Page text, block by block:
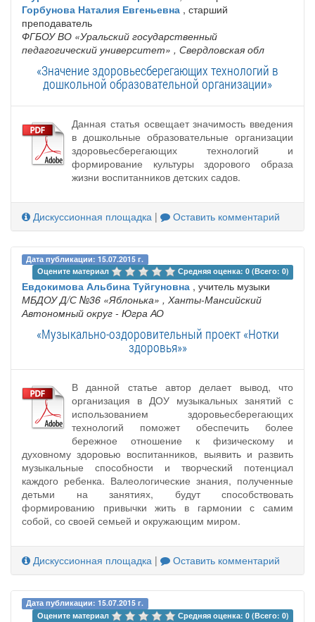
Горбунова Наталия Евгеньевна , старший
преподаватель
ФГБОУ ВО «Уральский государственный
педагогический университет» , Свердловская обл
«Значение здоровьесберегающих технологий в
дошкольной образовательной организации»
Данная статья освещает значимость введения
в дошкольные образовательные организации
здоровьесберегающих технологий и
формирование культуры здорового образа
жизни воспитанников детских садов.
Дискуссионная площадка | Оставить комментарий
Дата публикации: 15.07.2015 г.
Оцените материал
Средняя оценка: 0 (Всего: 0)
Евдокимова Альбина Туйгуновна , учитель музыки
МБДОУ Д/С №36 «Яблонька» , Ханты-Мансийский
Автономный округ - Югра АО
«Музыкально-оздоровительный проект «Нотки
здоровья»»
В данной статье автор делает вывод, что
организация в ДОУ музыкальных занятий с
использованием здоровьесберегающих
технологий поможет обеспечить более
бережное отношение к физическому и
духовному здоровью воспитанников, выявить и развить
музыкальные способности и творческий потенциал
каждого ребенка. Валеологические знания, полученные
детьми на занятиях, будут способствовать
формированию привычки жить в гармонии с самим
собой, со своей семьей и окружающим миром.
Дискуссионная площадка | Оставить комментарий
Дата публикации: 15.07.2015 г.
Оцените материал
Средняя оценка: 0 (Всего: 0)